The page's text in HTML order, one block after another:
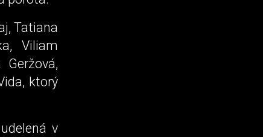
Tatiana
Viliam
ktorý
v